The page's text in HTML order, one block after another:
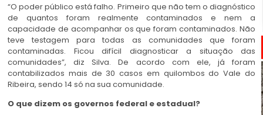
“O poder público está falho. Primeiro que não tem o diagnóstico
de quantos foram realmente contaminados e nem a
capacidade de acompanhar os que foram contaminados. Não
teve testagem para todas as comunidades que foram
contaminadas. Ficou difícil diagnosticar a situação das
comunidades”, diz Silva. De acordo com ele, já foram
contabilizados mais de 30 casos em quilombos do Vale do
Ribeira, sendo 14 só na sua comunidade.
O que dizem os governos federal e estadual?